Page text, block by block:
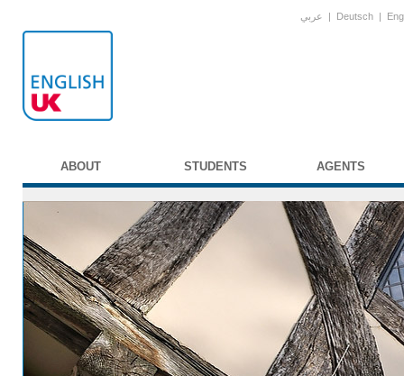
عربي | Deutsch |
ABOUT STUDENTS AGENTS